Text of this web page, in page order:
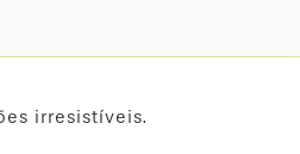
irresistíveis.